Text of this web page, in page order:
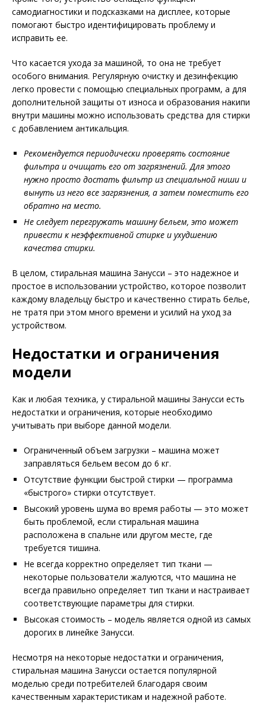
самодиагностики и подсказками на дисплее, которые
помогают быстро идентифицировать проблему и
исправить ее.
Что касается ухода за машиной, то она не требует
особого внимания. Регулярную очистку и дезинфекцию
легко провести с помощью специальных программ, а для
дополнительной защиты от износа и образования накипи
внутри машины можно использовать средства для стирки
с добавлением антикальция.
Рекомендуется периодически проверять состояние
фильтра и очищать его от загрязнений. Для этого
нужно просто достать фильтр из специальной ниши и
вынуть из него все загрязнения, а затем поместить его
обратно на место.
Не следует перегружать машину бельем, это может
привести к неэффективной стирке и ухудшению
качества стирки.
В целом, стиральная машина Занусси – это надежное и
простое в использовании устройство, которое позволит
каждому владельцу быстро и качественно стирать белье,
не тратя при этом много времени и усилий на уход за
устройством.
Недостатки и ограничения
модели
Как и любая техника, у стиральной машины Занусси есть
недостатки и ограничения, которые необходимо
учитывать при выборе данной модели.
Ограниченный объем загрузки – машина может
заправляться бельем весом до 6 кг.
Отсутствие функции быстрой стирки — программа
«быстрого» стирки отсутствует.
Высокий уровень шума во время работы — это может
быть проблемой, если стиральная машина
расположена в спальне или другом месте, где
требуется тишина.
Не всегда корректно определяет тип ткани —
некоторые пользователи жалуются, что машина не
всегда правильно определяет тип ткани и настраивает
соответствующие параметры для стирки.
Высокая стоимость – модель является одной из самых
дорогих в линейке Занусси.
Несмотря на некоторые недостатки и ограничения,
стиральная машина Занусси остается популярной
моделью среди потребителей благодаря своим
качественным характеристикам и надежной работе.